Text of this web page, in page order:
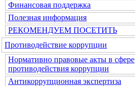
Финансовая поддержка
Полезная информация
РЕКОМЕНДУЕМ ПОСЕТИТЬ
Противодействие коррупции
Нормативно правовые акты в сфере
противодействия коррупции
Антикоррупционная экспертиза